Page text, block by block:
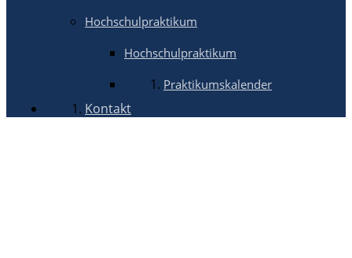
Hochschulpraktikum
Hochschulpraktikum
Praktikumskalender
Kontakt